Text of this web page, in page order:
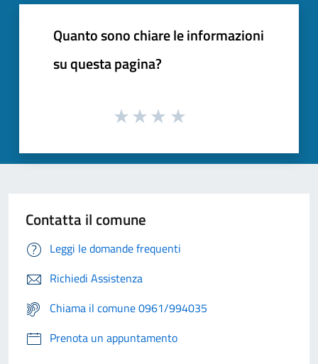
Quanto sono chiare le informazioni
su questa pagina?
Contatta il comune
Leggi le domande frequenti
Richiedi Assistenza
Chiama il comune 0961/994035
Prenota un appuntamento